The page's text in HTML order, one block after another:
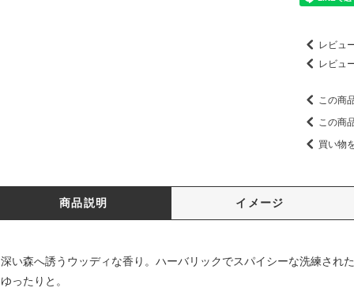
レビュ
レビュ
この商
この商
買い物
商品説明 イメージ
深い森へ誘うウッディな香り。ハーバリックでスパイシーな洗練され
ゆったりと。